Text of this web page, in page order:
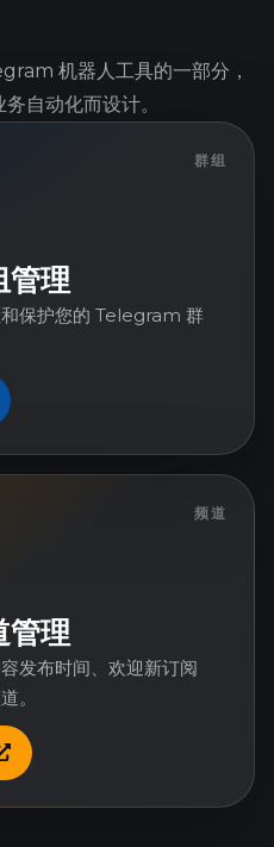
机器人工具的一部分，
自动化而设计。
群组
理
保护您的 Telegram 群
频道
理
发布时间、欢迎新订阅
。